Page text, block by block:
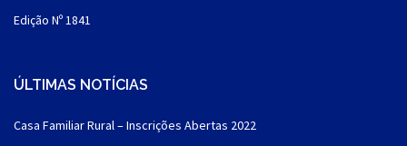
Edição Nº 1841
ÚLTIMAS NOTÍCIAS
Casa Familiar Rural – Inscrições Abertas 2022